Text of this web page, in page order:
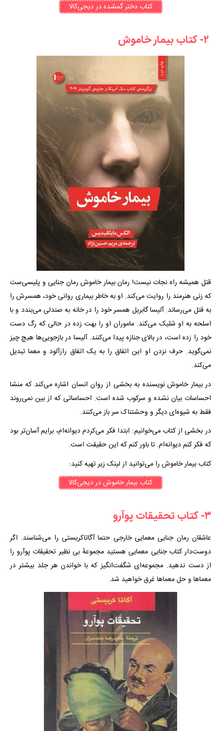
کتاب‌ دختر گمشده در دیجی‌کالا
قتل همیشه راه نجات نیست! رمان بیمار خاموش رمان جنایی و پلیسی‌ست
که زنی هنرمند را روایت می‌کند. او به خاطر بیماری روانی خود، همسرش را
به قتل می‌رساند. آلیسا گابریل همسر خود را در خانه به صندلی می‌بندد و با
اسلحه به او شلیک می‌کند. ماموران او را بهت زده در حالی که رگ دست
خود را زده است، در بالای جنازه پیدا می‌کنند. آلیسا در بازجویی‌ها هیچ چیز
نمی‌گوید. حرف نزدن او این اتفاق را به یک اتفاق رازآلود و معما تبدیل
می‌کند.
در بیمار خاموش نویسنده به بخشی از روان انسان اشاره می‌کند که منشا
احساسات بیان نشده و سرکوب شده است. احساساتی که از بین نمی‌روند
فقط به شیوه‌ای دیگر و وحشتناک سر باز می‌کنند.
در بخشی از کتاب می‌خوانیم: ابتدا فکر می‌کردم دیوانه‌ام، برایم آسان‌تر بود
که فکر کنم دیوانه‌ام. تا باور کنم که این حقیقت است.
کتاب بیمار خاموش را می‌توانید از لینک زیر تهیه کنید:
کتاب‌ بیمار خاموش در دیجی‌کالا
۳- کتاب تحقیقات پوآرو
عاشقان رمان جنایی معمایی خارجی حتما آگاتاکریستی را می‌شناسند. اگر
دوست‌دار کتاب جنایی معمایی هستید مجموعهٔ بی نظیر تحقیقات پوآرو را
از دست ندهید. مجموعه‌ای شگفت‌انگیز که با خواندن هر جلد بیشتر در
معماها و حل معماها غرق خواهید شد.